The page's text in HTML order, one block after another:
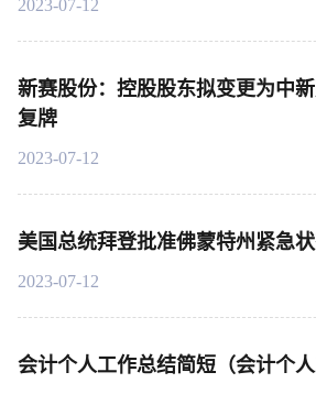
2023-07-12
新赛股份：控股股东拟变更为中
复牌
2023-07-12
美国总统拜登批准佛蒙特州紧急
2023-07-12
会计个人工作总结简短（会计个人